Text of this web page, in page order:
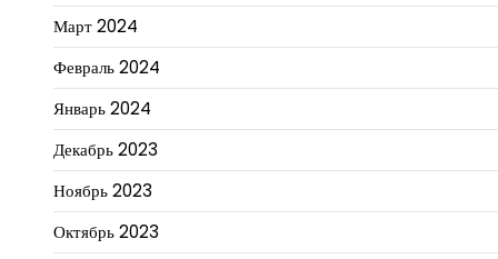
Март 2024
Февраль 2024
Январь 2024
Декабрь 2023
Ноябрь 2023
Октябрь 2023